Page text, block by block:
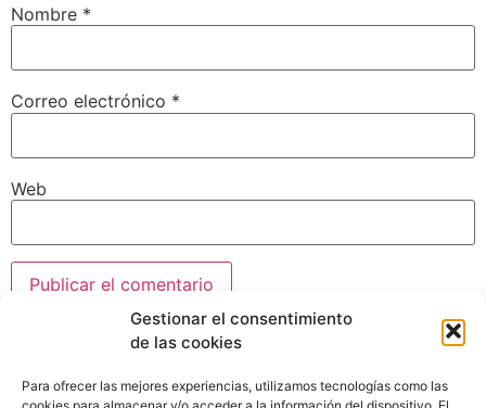
Gestionar el consentimiento
de las cookies
Para ofrecer las mejores experiencias, utilizamos tecnologías como las
Nombre *
Correo electrónico *
Web